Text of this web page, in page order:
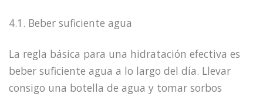
4.1. Beber suficiente agua
La regla básica para una hidratación efectiva es
beber suficiente agua a lo largo del día. Llevar
consigo una botella de agua y tomar sorbos